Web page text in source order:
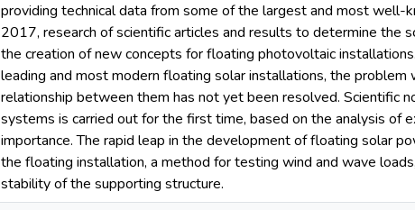
providing technical data from some of the largest and most
2017, research of scientific articles and results to determine the
the creation of new concepts for floating photovoltaic
leading and most modern floating solar installations, the
relationship between them has not yet been resolved. Scientific
systems is carried out for the first time, based on the analysis of
importance. The rapid leap in the development of floating solar
the floating installation, a method for testing wind and wave
stability of the supporting structure.